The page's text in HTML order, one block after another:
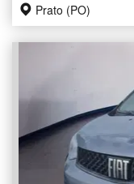
Prato (PO)